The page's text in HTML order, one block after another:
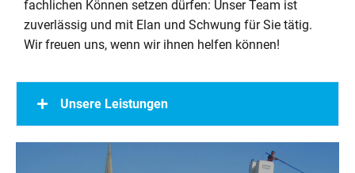
fachlichen Können setzen dürfen: Unser Team ist
zuverlässig und mit Elan und Schwung für Sie tätig.
Wir freuen uns, wenn wir ihnen helfen können!
Unsere Leistungen